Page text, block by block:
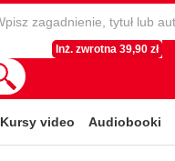
Inż. zwrotna 39,90 zł
Kursy video Audiobooki